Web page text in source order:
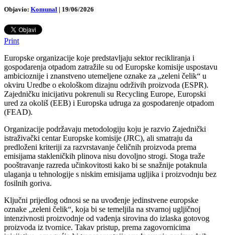
Objavio: Komunal | 19/06/2026
Print
Europske organizacije koje predstavljaju sektor recikliranja i
gospodarenja otpadom zatražile su od Europske komisije uspostavu
ambicioznije i znanstveno utemeljene oznake za „zeleni čelik“ u
okviru Uredbe o ekološkom dizajnu održivih proizvoda (ESPR).
Zajedničku inicijativu pokrenuli su Recycling Europe, Europski
ured za okoliš (EEB) i Europska udruga za gospodarenje otpadom
(FEAD).
Organizacije podržavaju metodologiju koju je razvio Zajednički
istraživački centar Europske komisije (JRC), ali smatraju da
predloženi kriteriji za razvrstavanje čeličnih proizvoda prema
emisijama stakleničkih plinova nisu dovoljno strogi. Stoga traže
pooštravanje razreda učinkovitosti kako bi se snažnije potaknula
ulaganja u tehnologije s niskim emisijama ugljika i proizvodnju bez
fosilnih goriva.
Ključni prijedlog odnosi se na uvođenje jedinstvene europske
oznake „zeleni čelik“, koja bi se temeljila na stvarnoj ugljičnoj
intenzivnosti proizvodnje od vađenja sirovina do izlaska gotovog
proizvoda iz tvornice. Takav pristup, prema zagovornicima